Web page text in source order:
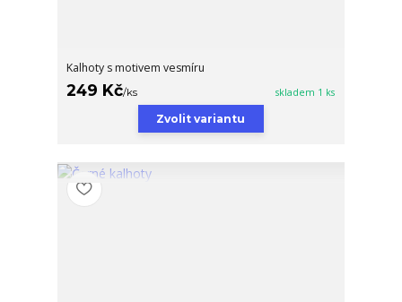
Kalhoty s motivem vesmíru
249 Kč/ks skladem 1 ks
Zvolit variantu